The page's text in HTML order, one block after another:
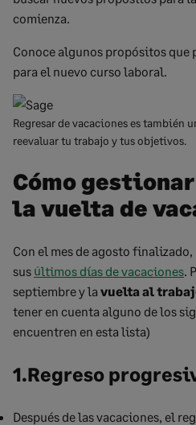
comienza.
Conoce algunos propósitos que
para el nuevo curso laboral.
Regresar de vacaciones es también
reevaluar tu trabajo y tus objetivos.
Cómo
la vuelta de
Con el mes de agosto
sus últimos días de vacaciones .
septiembre y la vuelta al
tener en cuenta alguno de los
encuentren en esta lista)
1.Regreso
Después de las vacaciones, el